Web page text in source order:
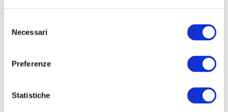
delNecessari
Preferenze
Statistiche